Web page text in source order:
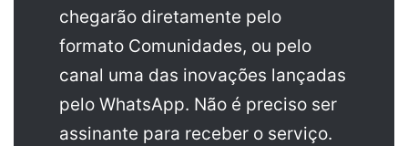
chegarão diretamente pelo
formato Comunidades, ou pelo
canal uma das inovações lançadas
pelo WhatsApp. Não é preciso ser
assinante para receber o serviço.